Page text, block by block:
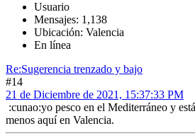
Usuario
Mensajes: 1,138
Ubicación: Valencia
En línea
Re:Sugerencia trenzado y bajo
#14
21 de Diciembre de 2021, 15:37:33 PM
:cunao:yo pesco en el Mediterráneo y
menos aquí en Valencia.